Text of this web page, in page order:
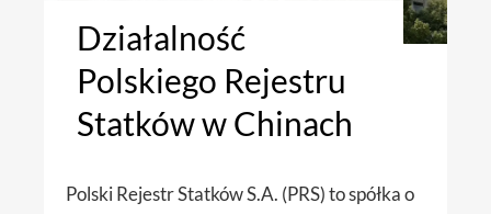
Działalność
Polskiego Rejestru
Statków w Chinach
Polski Rejestr Statków S.A. (PRS) to spółka o